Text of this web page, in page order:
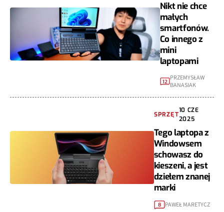
Nikt nie chce
małych
smartfonów.
Co innego z
mini
laptopami
12 PRZEMYSŁAW
BANASIAK
SPRZĘT
10 CZE
2025
Tego laptopa z
Windowsem
schowasz do
kieszeni, a jest
dziełem znanej
marki
8 PAWEŁ MARETYCZ